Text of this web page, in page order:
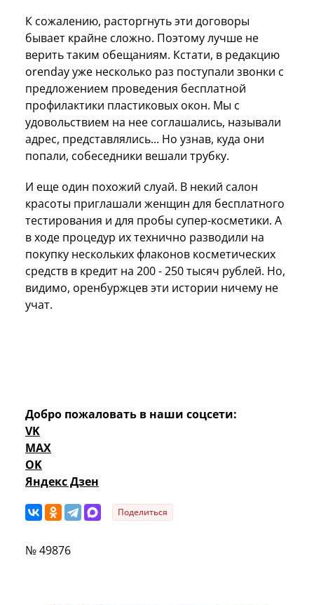
К сожалению, расторгнуть эти договоры
бывает крайне сложно. Поэтому лучше не
верить таким обещаниям. Кстати, в редакцию
orenday уже несколько раз поступали звонки с
предложением проведения бесплатной
профилактики пластиковых окон. Мы с
удовольствием на нее соглашались, называли
адрес, представлялись... Но узнав, куда они
попали, собеседники вешали трубку.
И еще один похожий слуай. В некий салон
красоты приглашали женщин для бесплатного
тестирования и для пробы супер-косметики. А
в ходе процедур их технично разводили на
покупку нескольких флаконов косметических
средств в кредит на 200 - 250 тысяч рублей. Но,
видимо, оренбуржцев эти истории ничему не
учат.
Добро пожаловать в наши соцсети:
VK
MAX
OK
Яндекс Дзен
Поделиться
№ 49876